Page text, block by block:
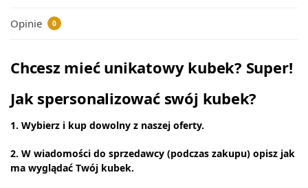
Opinie 0
Chcesz mieć unikatowy kubek? Super!
Jak spersonalizować swój kubek?
1. Wybierz i kup dowolny z naszej oferty.
2. W wiadomości do sprzedawcy (podczas zakupu) opisz jak
ma wyglądać Twój kubek.